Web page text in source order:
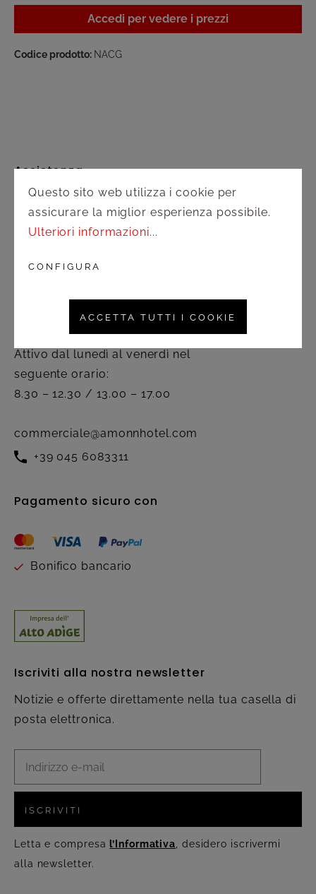
Accedi per vedere i prezzi
Codice prodotto: NACG
Assistenza
Spedizione e pagamento
Diritto di recesso
Contatto
Attivo dal lunedì al venerdì nel
seguente orario:
8.30 – 12.30 / 13.00 – 17.00
commerciale@amonnhotel.com
+39 045 6083311
Pagamento sicuro con
Bonifico bancario
Iscriviti alla nostra newsletter
Notizie e offerte direttamente nella tua casella di
posta elettronica.
ISCRIVITI
Letta e compresa l’Informativa , desidero iscrivermi
alla newsletter.
Questo sito web utilizza i cookie per
assicurare la miglior esperienza possibile.
Ulteriori informazioni...
CONFIGURA
ACCETTA TUTTI I COOKIE